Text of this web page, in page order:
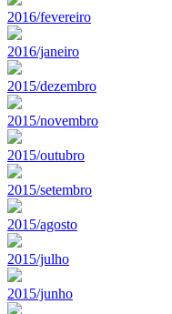
2016/fevereiro
2016/janeiro
2015/dezembro
2015/novembro
2015/outubro
2015/setembro
2015/agosto
2015/julho
2015/junho